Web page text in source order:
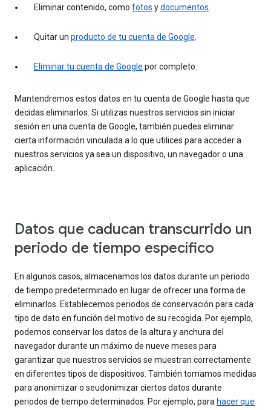
Eliminar contenido, como fotos ydocumentos.
Quitar un producto de tu cuenta de Google.
Eliminar tu cuenta de Google por completo.
Mantendremos estos datos en tu cuenta de Google hasta que
decidas eliminarlos. Si utilizas nuestros servicios sin iniciar
sesión en una cuenta de Google, también puedes eliminar
cierta información vinculada a lo que utilices para acceder a
nuestros servicios ya sea un dispositivo, un navegador o una
aplicación.
Datos que caducan transcurrido un
periodo de tiempo específico
En algunos casos, almacenamos los datos durante un periodo
de tiempo predeterminado en lugar de ofrecer una forma de
eliminarlos. Establecemos periodos de conservación para cada
tipo de dato en función del motivo de su recogida. Por ejemplo,
podemos conservar los datos de la altura y anchura del
navegador durante un máximo de nueve meses para
garantizar que nuestros servicios se muestran correctamente
en diferentes tipos de dispositivos. También tomamos medidas
para anonimizar o seudonimizar ciertos datos durante
periodos de tiempo determinados. Por ejemplo, para hacer que